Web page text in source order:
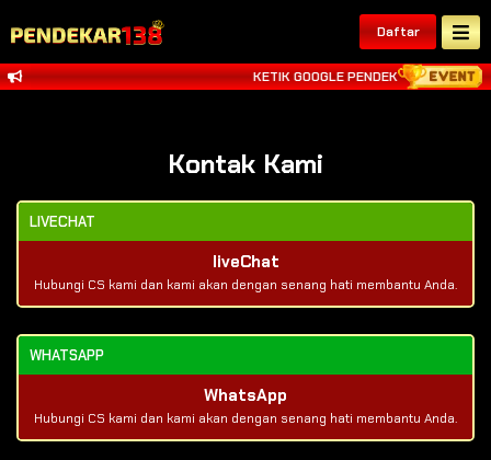
Daftar
KETIK GOOGLE PENDEKAR138
Kontak Kami
LIVECHAT
liveChat
Hubungi CS kami dan kami akan dengan senang hati membantu Anda.
WHATSAPP
WhatsApp
Hubungi CS kami dan kami akan dengan senang hati membantu Anda.